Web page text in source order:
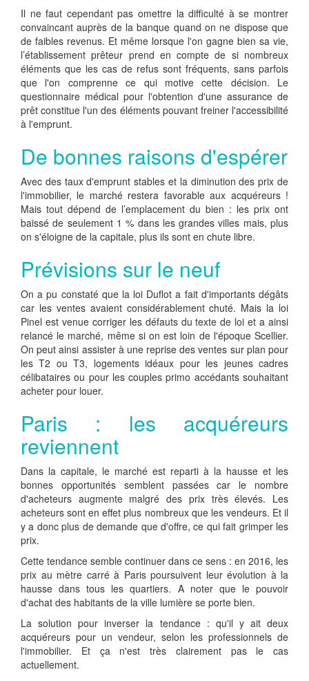
Il ne faut cependant pas omettre la difficulté à se montrer
convaincant auprès de la banque quand on ne dispose que
de faibles revenus. Et même lorsque l'on gagne bien sa vie,
l’établissement prêteur prend en compte de si nombreux
éléments que les cas de refus sont fréquents, sans parfois
que l'on comprenne ce qui motive cette décision. Le
questionnaire médical pour l'obtention d'une assurance de
prêt constitue l'un des éléments pouvant freiner l'accessibilité
à l'emprunt.
De bonnes raisons d'espérer
Avec des taux d'emprunt stables et la diminution des prix de
l'immobilier, le marché restera favorable aux acquéreurs !
Mais tout dépend de l’emplacement du bien : les prix ont
baissé de seulement 1 % dans les grandes villes mais, plus
on s'éloigne de la capitale, plus ils sont en chute libre.
Prévisions sur le neuf
On a pu constaté que la loi Duflot a fait d'importants dégâts
car les ventes avaient considérablement chuté. Mais la loi
Pinel est venue corriger les défauts du texte de loi et a ainsi
relancé le marché, même si on est loin de l'époque Scellier.
On peut ainsi assister à une reprise des ventes sur plan pour
les T2 ou T3, logements idéaux pour les jeunes cadres
célibataires ou pour les couples primo accédants souhaitant
acheter pour louer.
Paris : les acquéreurs
reviennent
Dans la capitale, le marché est reparti à la hausse et les
bonnes opportunités semblent passées car le nombre
d'acheteurs augmente malgré des prix très élevés. Les
acheteurs sont en effet plus nombreux que les vendeurs. Et il
y a donc plus de demande que d'offre, ce qui fait grimper les
prix.
Cette tendance semble continuer dans ce sens : en 2016, les
prix au mètre carré à Paris poursuivent leur évolution à la
hausse dans tous les quartiers. A noter que le pouvoir
d'achat des habitants de la ville lumière se porte bien.
La solution pour inverser la tendance : qu'il y ait deux
acquéreurs pour un vendeur, selon les professionnels de
l'immobilier. Et ça n'est très clairement pas le cas
actuellement.